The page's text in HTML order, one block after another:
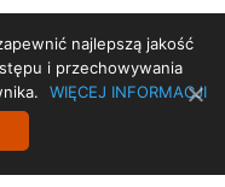
najlepszą jakość
i przechowywania
WIĘCEJ INFORMACJI